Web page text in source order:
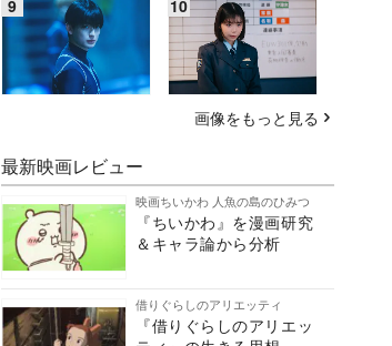
画像をもっと見る
最新映画レビュー
映画ちいかわ 人魚の島のひみつ
『ちいかわ』を漫画研究
＆キャラ論から分析
借りぐらしのアリエッティ
『借りぐらしのアリエッ